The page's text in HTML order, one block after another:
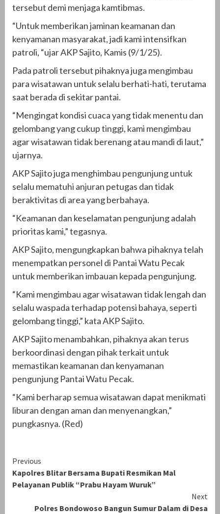
tersebut demi menjaga kamtibmas.
“Untuk memberikan jaminan keamanan dan
kenyamanan masyarakat, jadi kami intensifkan
patroli, “ujar AKP Sajito, Kamis (9/1/25).
Pada patroli tersebut pihaknya juga mengimbau
para wisatawan untuk selalu berhati-hati, terutama
saat berada di sekitar pantai.
“Mengingat kondisi cuaca yang tidak menentu dan
gelombang yang cukup tinggi, kami mengimbau
agar wisatawan tidak berenang atau mandi di laut,”
ujarnya.
AKP Sajito juga menghimbau pengunjung untuk
selalu mematuhi anjuran petugas dan tidak
beraktivitas di area yang berbahaya.
“Keamanan dan keselamatan pengunjung adalah
prioritas kami,” tegasnya.
AKP Sajito, mengungkapkan bahwa pihaknya telah
menempatkan personel di Pantai Watu Pecak
untuk memberikan imbauan kepada pengunjung.
“Kami mengimbau agar wisatawan tidak lengah dan
selalu waspada terhadap potensi bahaya, seperti
gelombang tinggi,” kata AKP Sajito.
AKP Sajito menambahkan, pihaknya akan terus
berkoordinasi dengan pihak terkait untuk
memastikan keamanan dan kenyamanan
pengunjung Pantai Watu Pecak.
“Kami berharap semua wisatawan dapat menikmati
liburan dengan aman dan menyenangkan,”
pungkasnya. (Red)
Continue
Reading
Previous
Kapolres Blitar Bersama Bupati Resmikan Mal
Pelayanan Publik “Prabu Hayam Wuruk”
Next
Polres Bondowoso Bangun Sumur Dalam di Desa